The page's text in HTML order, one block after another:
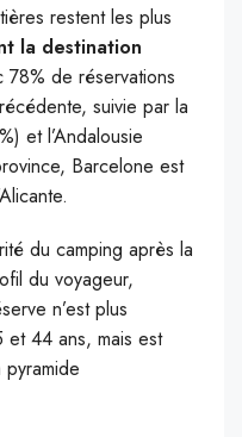
restent les plus
la destination
78% de réservations
suivie par la
et l’Andalousie
Barcelone est
du camping après la
du voyageur,
n’est plus
et 44 ans, mais est